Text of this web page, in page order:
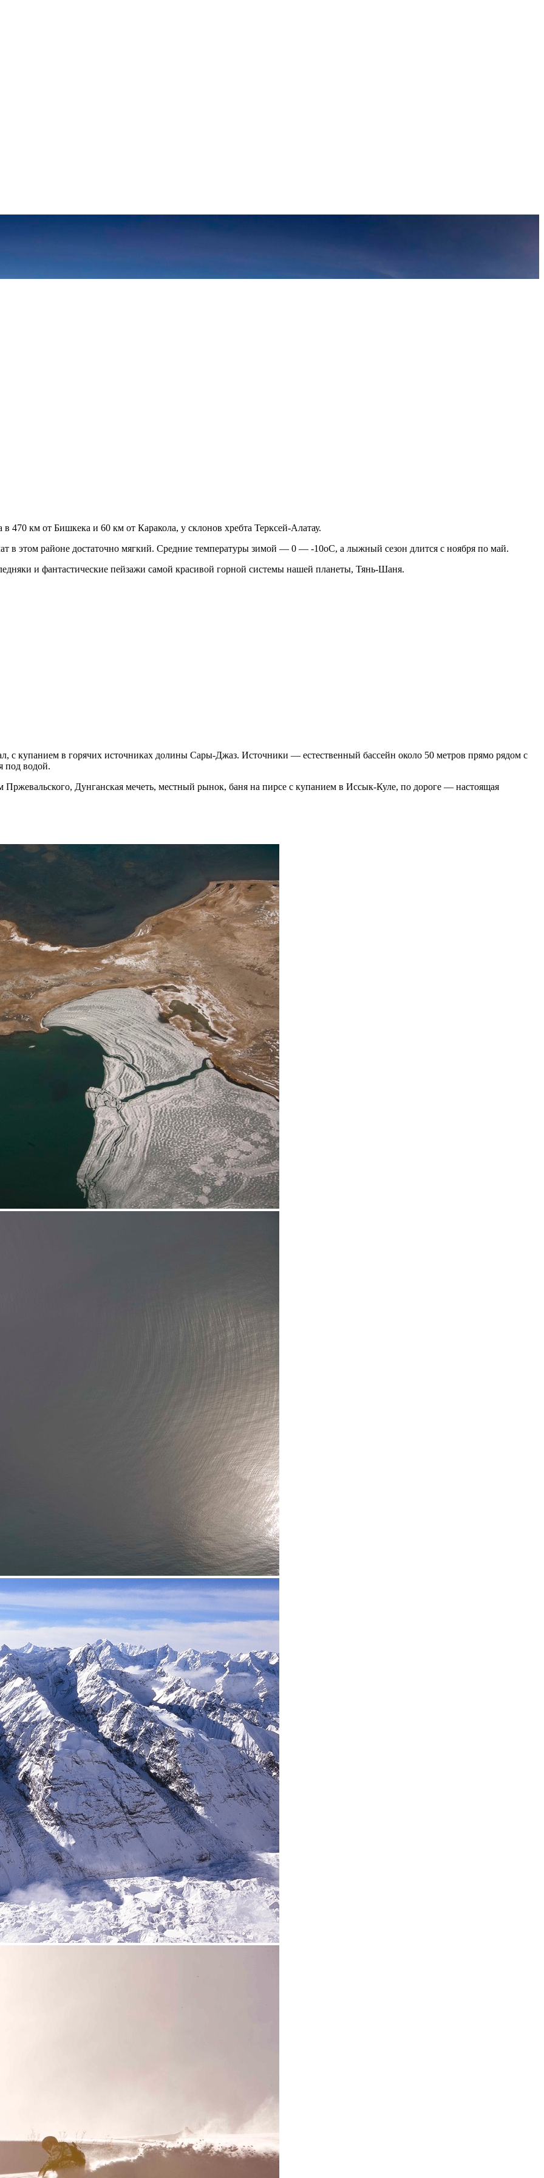
470 км от Бишкека и 60 км от Каракола, у склонов хребта Терксей-Алатау.
в этом районе достаточно мягкий. Средние температуры зимой — 0 — -10oC, а лыжный сезон длится с ноября по май.
и фантастические пейзажи самой красивой горной системы нашей планеты, Тянь-Шаня.
с купанием в горячих источниках долины Сары-Джаз. Источники — естественный бассейн около 50 метров прямо рядом с
под водой.
Пржевальского, Дунганская мечеть, местный рынок, баня на пирсе с купанием в Иссык-Куле, по дороге — настоящая